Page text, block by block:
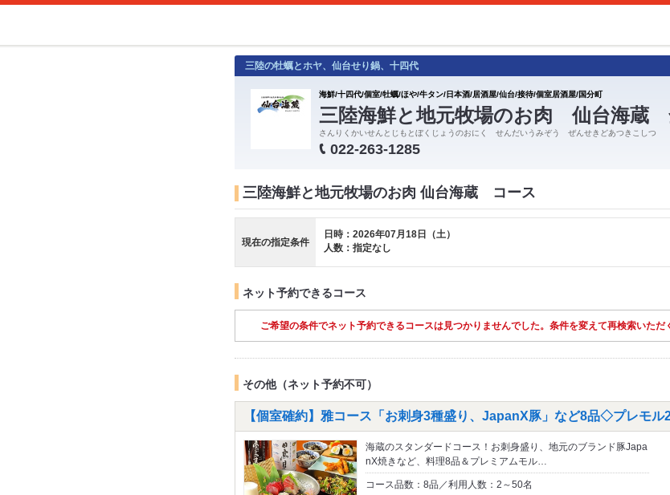
三陸の牡蠣とホヤ、仙台せり鍋、十四代
海鮮/十四代/個室/牡蠣/ほや/牛タン/日本酒/居酒屋/仙台/接待/個室居酒屋/国分町
三陸海鮮と地元牧場のお肉 仙台海蔵
さんりくかいせんとじもとぼくじょうのおにく せんだいうみぞう ぜんせきどあつきこしつ
022-263-1285
三陸海鮮と地元牧場のお肉 仙台海蔵 コース
現在の指定条件
日時：2026年07月18日（土）
人数：指定なし
ネット予約できるコース
ご希望の条件でネット予約できるコースは見つかりませんでした。条件を変えて再検索いただ
その他（ネット予約不可）
【個室確約】雅コース「お刺身3種盛り、JapanX豚」など8品◇プレモル
海蔵のスタンダードコース！お刺身盛り、地元のブランド豚Japa
nX焼きなど、料理8品＆プレミアムモル…
コース品数：8品／利用人数：2～50名